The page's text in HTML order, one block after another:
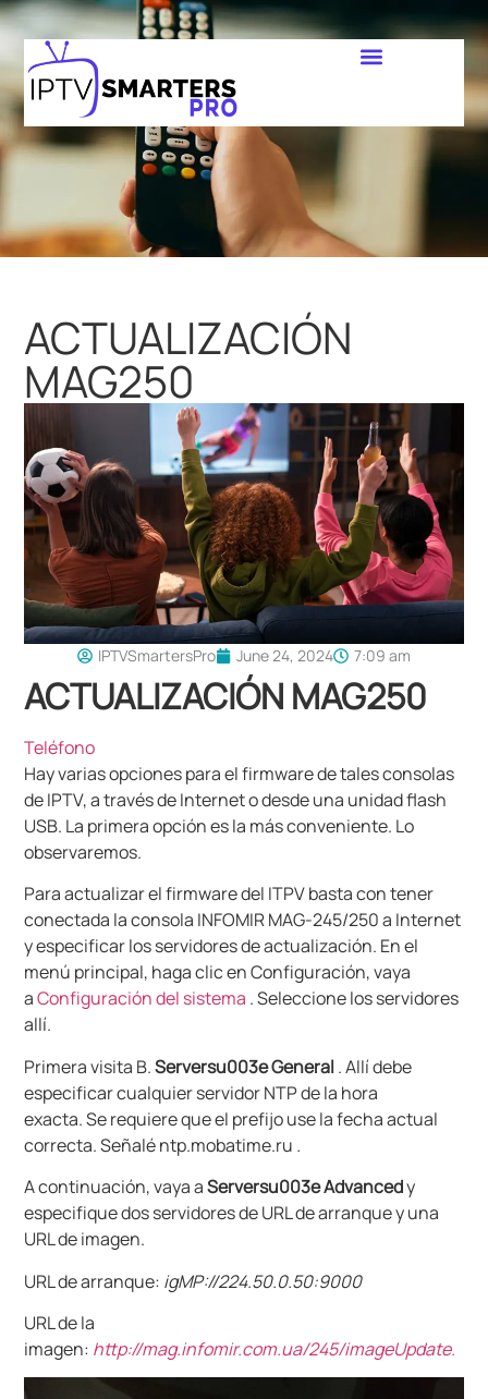
ACTUALIZACIÓN
MAG250
IPTVSmartersPro June 24, 2024 7:09 am
ACTUALIZACIÓN MAG250
Teléfono
Hay varias opciones para el firmware de tales consolas
de IPTV, a través de Internet o desde una unidad flash
USB. La primera opción es la más conveniente. Lo
observaremos.
Para actualizar el firmware del ITPV basta con tener
conectada la consola INFOMIR MAG-245/250 a Internet
y especificar los servidores de actualización. En el
menú principal, haga clic en Configuración, vaya
aConfiguración del sistema . Seleccione los servidores
allí.
Primera visita B.Serversu003e General . Allí debe
especificar cualquier servidor NTP de la hora
exacta. Se requiere que el prefijo use la fecha actual
correcta. Señalé ntp.mobatime.ru .
A continuación, vaya aServersu003e Advancedy
especifique dos servidores de URL de arranque y una
URL de imagen.
URL de arranque: igMP://224.50.0.50:9000
URL de la
imagen: http://mag.infomir.com.ua/245/imageUpdate.